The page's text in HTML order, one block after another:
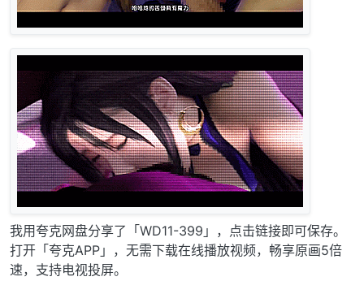
我用夸克网盘分享了「WD11-399」，点击链接即可保存。
打开「夸克APP」，无需下载在线播放视频，畅享原画5倍
速，支持电视投屏。